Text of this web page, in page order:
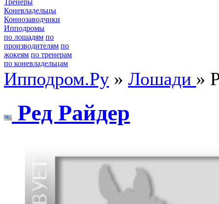
Тренеры
Коневладельцы
Коннозаводчики
Ипподромы
по лошадям по
производителям по
жокеям по тренерам
по коневладельцам
Ипподром.Ру » Лошади »
Peд Paйдeр